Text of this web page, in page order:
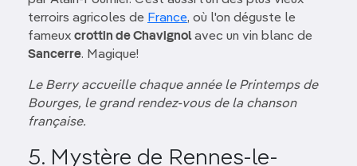
terroirs agricoles de France, où l'on déguste le
fameux crottin de Chavignolavec un vin blanc de
Sancerre. Magique!
Le Berry accueille chaque année le Printemps de
Bourges, le grand rendez-vous de la chanson
française.
5. Mystère de Rennes-le-